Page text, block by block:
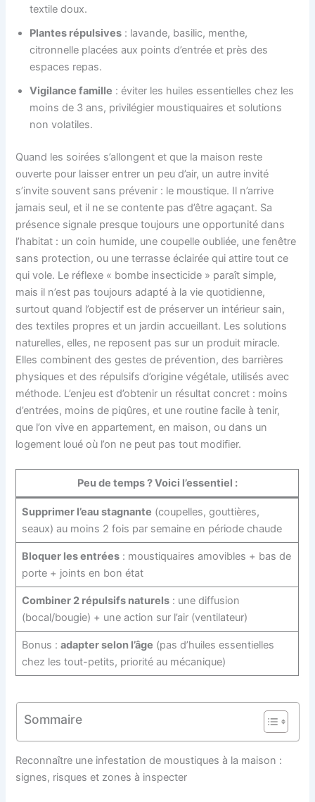
textile doux.
Plantes répulsives : lavande, basilic, menthe,
citronnelle placées aux points d’entrée et près des
espaces repas.
Vigilance famille : éviter les huiles essentielles chez les
moins de 3 ans, privilégier moustiquaires et solutions
non volatiles.
Quand les soirées s’allongent et que la maison reste
ouverte pour laisser entrer un peu d’air, un autre invité
s’invite souvent sans prévenir : le moustique. Il n’arrive
jamais seul, et il ne se contente pas d’être agaçant. Sa
présence signale presque toujours une opportunité dans
l’habitat : un coin humide, une coupelle oubliée, une fenêtre
sans protection, ou une terrasse éclairée qui attire tout ce
qui vole. Le réflexe « bombe insecticide » paraît simple,
mais il n’est pas toujours adapté à la vie quotidienne,
surtout quand l’objectif est de préserver un intérieur sain,
des textiles propres et un jardin accueillant. Les solutions
naturelles, elles, ne reposent pas sur un produit miracle.
Elles combinent des gestes de prévention, des barrières
physiques et des répulsifs d’origine végétale, utilisés avec
méthode. L’enjeu est d’obtenir un résultat concret : moins
d’entrées, moins de piqûres, et une routine facile à tenir,
que l’on vive en appartement, en maison, ou dans un
logement loué où l’on ne peut pas tout modifier.
Peu de temps ? Voici l’essentiel :
Supprimer l’eau stagnante (coupelles, gouttières,
seaux) au moins 2 fois par semaine en période chaude
Bloquer les entrées: moustiquaires amovibles + bas de
porte + joints en bon état
Combiner 2 répulsifs naturels: une diffusion
(bocal/bougie) + une action sur l’air (ventilateur)
Bonus : adapter selon l’âge (pas d’huiles essentielles
chez les tout-petits, priorité au mécanique)
Sommaire
Reconnaître une infestation de moustiques à la maison :
signes, risques et zones à inspecter